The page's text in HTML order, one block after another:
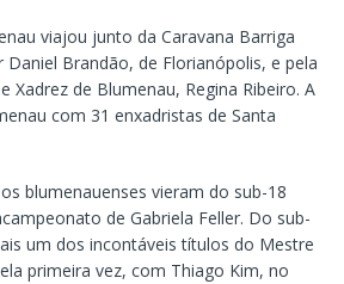
viajou junto da Caravana Barriga
Daniel Brandão, de Florianópolis, e pela
Xadrez de Blumenau, Regina Ribeiro. A
com 31 enxadristas de Santa
blumenauenses vieram do sub-18
de Gabriela Feller. Do sub-
um dos incontáveis títulos do Mestre
primeira vez, com Thiago Kim, no